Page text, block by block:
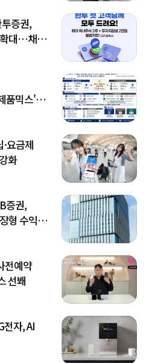
증권,
확대…채널
품믹스'
요금제
화
증권,
형 수익률
전예약
선봬
자, AI